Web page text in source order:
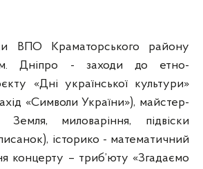
ВПО Краматорського району
Дніпро - заходи до етно-
«Дні української культури»
«Символи України»), майстер-
Земля, миловаріння, підвіски
історико - математичний
концерту – триб’юту «Згадаємо